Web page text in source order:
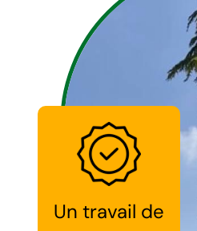
Un travail de